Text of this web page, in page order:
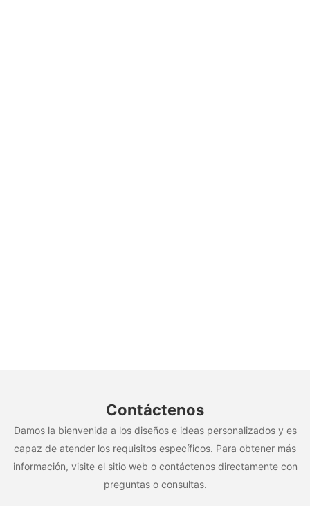
Contáctenos
Damos la bienvenida a los diseños e ideas personalizados y es
capaz de atender los requisitos específicos. Para obtener más
información, visite el sitio web o contáctenos directamente con
preguntas o consultas.